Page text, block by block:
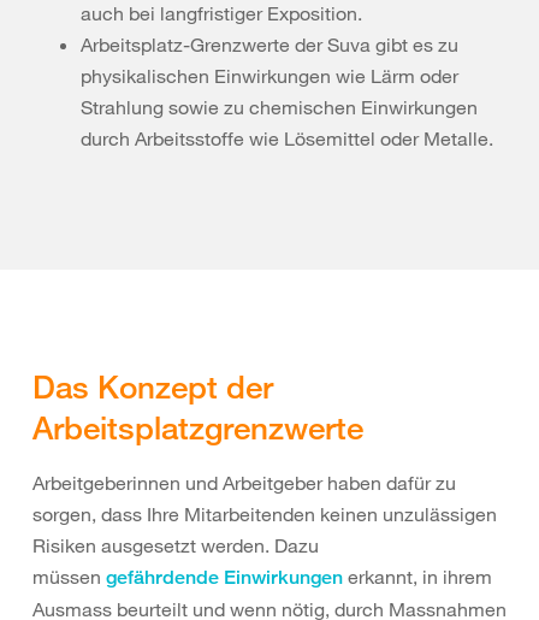
auch bei langfristiger Exposition.
Arbeitsplatz-Grenzwerte der Suva gibt es zu
physikalischen Einwirkungen wie Lärm oder
Strahlung sowie zu chemischen Einwirkungen
durch Arbeitsstoffe wie Lösemittel oder Metalle.
Das Konzept der
Arbeitsplatzgrenzwerte
Arbeitgeberinnen und Arbeitgeber haben dafür zu
sorgen, dass Ihre Mitarbeitenden keinen unzulässigen
Risiken ausgesetzt werden. Dazu
müssen gefährdende Einwirkungen erkannt, in ihrem
Ausmass beurteilt und wenn nötig, durch Massnahmen